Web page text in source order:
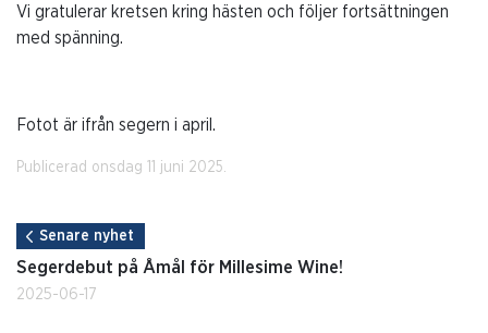
Vi gratulerar kretsen kring hästen och följer fortsättningen
med spänning.
Fotot är ifrån segern i april.
Publicerad onsdag 11 juni 2025.
Senare nyhet
Segerdebut på Åmål för Millesime Wine!
2025-06-17